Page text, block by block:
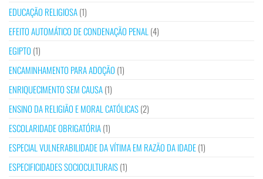
EDUCAÇÃO RELIGIOSA(1)
EFEITO AUTOMÁTICO DE CONDENAÇÃO PENAL (4)
EGIPTO (1)
ENCAMINHAMENTO PARA ADOÇÃO (1)
ENRIQUECIMENTO SEM CAUSA(1)
ENSINO DA RELIGIÃO E MORAL CATÓLICAS(2)
ESCOLARIDADE OBRIGATÓRIA(1)
ESPECIAL VULNERABILIDADE DA VÍTIMA EM RAZÃO DA IDADE(1)
ESPECIFICIDADES SOCIOCULTURAIS(1)